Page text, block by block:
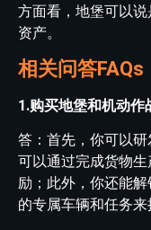
方面看，地堡可以
资产。
相关问答FAQs
1.购买地堡和机动作
答：首先，你可以
可以通过完成货物
励；此外，你还能
的专属车辆和任务来